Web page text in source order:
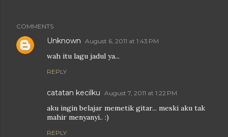
COMMENTS
Unknown August 6, 2011 at 1:43 PM
wah itu lagu jadul ya...
REPLY
catatan kecilku August 7, 2011 at 1:22 PM
aku ingin belajar memetik gitar... meski aku tak
mahir menyanyi.. :)
REPLY